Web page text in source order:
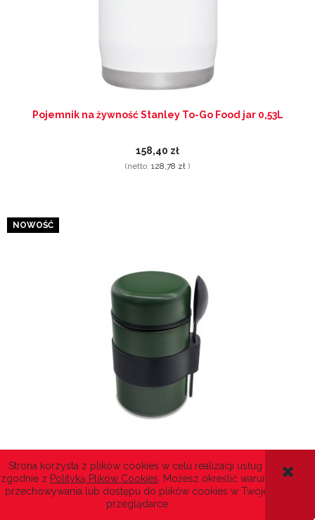
Strona korzysta z plików cookies w celu realizacji usług i
zgodnie z Polityką Plików Cookies . Możesz określić warunki
przechowywania lub dostępu do plików cookies w Twojej
przeglądarce.
Pojemnik na żywność Stanley To-Go Food jar 0,53L
158,40 zł
(netto: 128,78 zł )
54,00 zł
(netto:43,90 zł
NOWOŚĆ